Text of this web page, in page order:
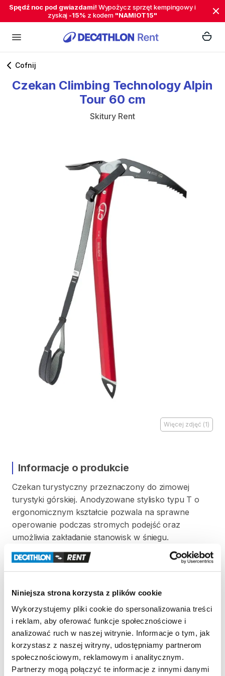
Niniejsza strona korzysta z plików cookie
Wykorzystujemy pliki cookie do spersonalizowania treści
i reklam, aby oferować funkcje społecznościowe i
analizować ruch w naszej witrynie. Informacje o tym, jak
korzystasz z naszej witryny, udostępniamy partnerom
społecznościowym, reklamowym i analitycznym.
Partnerzy mogą połączyć te informacje z innymi danymi
Spędź noc pod gwiazdami! Wypożycz sprzęt kempingowy i
zyskaj -15% z kodem "NAMIOT15"
Cofnij
Czekan Climbing Technology Alpin
Tour 60 cm
Skitury Rent
Więcej zdjęć (1)
Informacje o produkcie
Czekan turystyczny przeznaczony do zimowej
turystyki górskiej. Anodyzowane stylisko typu T o
ergonomicznym kształcie pozwala na sprawne
operowanie podczas stromych podejść oraz
umożliwia zakładanie stanowisk w śniegu.
Zakończony ostrym grotem składająca się
łopatki służącej do wykopywania oraz
ostrza
z ząbkami wykonane z hartowanej stali.
Zasady wypożyczenia
REGULAMIN
Ten sprzęt sportowy wypożyczany jest przez
wypożyczalnię partnerską. Zapoznaj się z jej